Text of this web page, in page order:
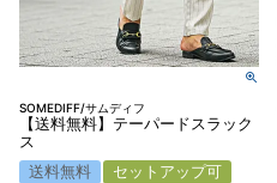
SOMEDIFF/サムディフ
【送料無料】テーパードスラック
ス
送料無料
セットアップ可